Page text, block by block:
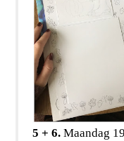
5 + 6.Maandag